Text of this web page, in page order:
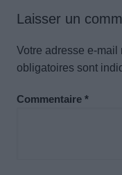
Laisser un
Votre adresse e-
obligatoires sont
Commentaire *